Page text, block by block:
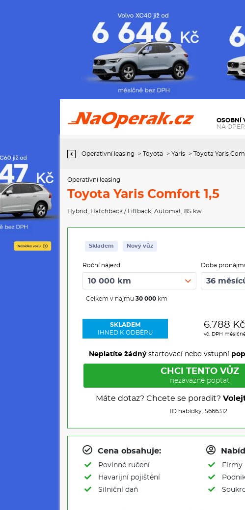
Operativní leasing Toyota Yaris Comfort 1,5
OSOBNÍ
NA
Operativní leasing > Toyota > Yaris > Toyota Yaris
Operativní leasing
Toyota Yaris Comfort 1,5
Hybrid Hatchback / Liftback Automat , 85 kw
Skladem Nový vůz
Roční nájezd:
Celkem v nájmu 30 000 km
Doba
SKLADEM
IHNED K ODBĚRU
6.788 Kč
vč. DPH
Neplatíte žádnýstartovací nebo vstupní
CHCI TENTO VŮZ
nezávazně poptat
Máte dotaz? Chcete se poradit?
ID nabídky: 5666312
Cena obsahuje:
Povinné ručení
Havarijní pojištění
Silniční daň
Firmy